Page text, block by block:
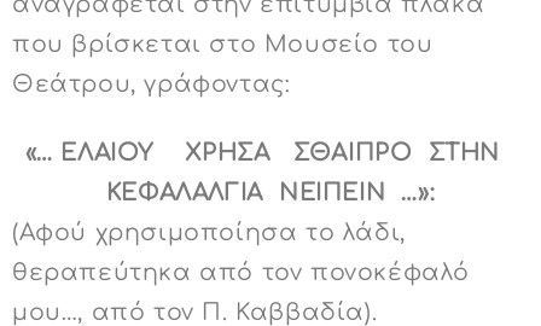
που βρίσκεται στο Μουσείο του
Θεάτρου, γράφοντας:
«… ΕΛΑΙΟΥ ΧΡΗΣΑ ΣΘΑΙΠΡΟ ΣΤΗΝ
ΚΕΦΑΛΑΛΓΙΑ ΝΕΙΠΕΙΝ …»:
(Αφού χρησιμοποίησα το λάδι,
θεραπεύτηκα από τον πονοκέφαλό
μου…, από τον Π. Καββαδία).